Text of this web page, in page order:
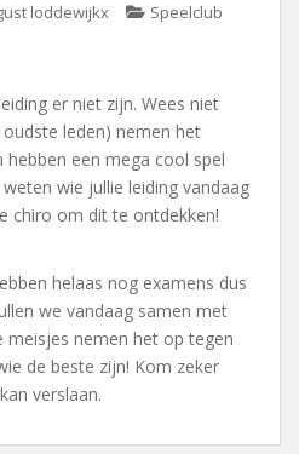
loddewijkx Speelclub
er niet zijn. Wees niet
oudste leden) nemen het
een mega cool spel
wie jullie leiding vandaag
chiro om dit te ontdekken!
helaas nog examens dus
we vandaag samen met
meisjes nemen het op tegen
de beste zijn! Kom zeker
verslaan.